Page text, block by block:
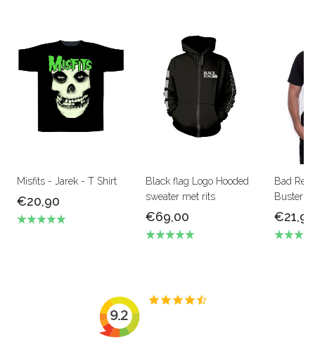
Misfits - Jarek - T Shirt
€20,90
Black flag Logo Hooded
sweater met rits
€69,00
Bad
Buster -
€21,90